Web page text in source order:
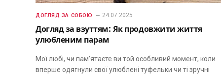
ДОГЛЯД ЗА СОБОЮ 24.07.2025
Догляд за взуттям: Як продовжити життя
улюбленим парам
Мої любі, чи пам’ятаєте ви той особливий момент, коли
вперше одягнули свої улюблені туфельки чи ті зручні